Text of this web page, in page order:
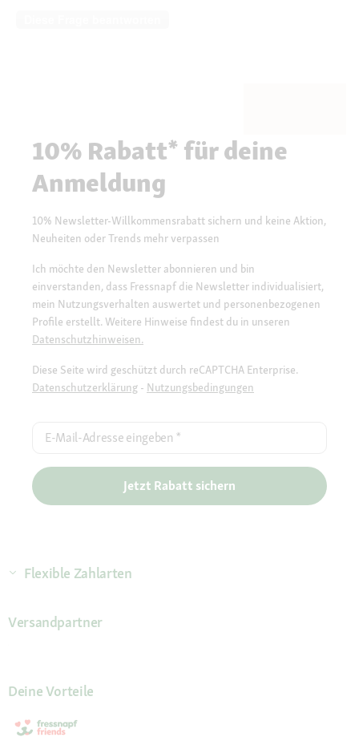
10% Rabatt* für deine
Anmeldung
10% Newsletter-Willkommensrabatt sichern und keine Aktion,
Neuheiten oder Trends mehr verpassen
Ich möchte den Newsletter abonnieren und bin
einverstanden, dass Fressnapf die Newsletter individualisiert,
mein Nutzungsverhalten auswertet und personenbezogenen
Profile erstellt. Weitere Hinweise findest du in unseren
Datenschutzhinweisen.
Diese Seite wird geschützt durch reCAPTCHA Enterprise.
Datenschutzerklärung - Nutzungsbedingungen
E-Mail-Adresse eingeben *
Jetzt Rabatt sichern
Flexible Zahlarten
Versandpartner
Deine Vorteile